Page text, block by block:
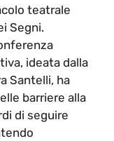
teatrale
Segni.
ideata dalla
Santelli, ha
barriere alla
di seguire